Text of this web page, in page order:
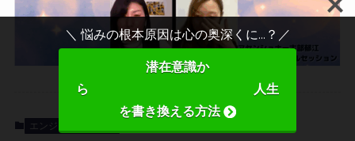
エンジェルナンバー
＼ 悩みの根本原因は心の奥深くに...？／
潜在意識か
ら 人生
を書き換える方法